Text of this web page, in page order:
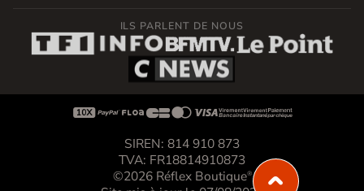
ILS PARLENT DE NOUS

SIREN: 814 910 873
TVA: FR18814910873
©2026 Réflex Boutique®